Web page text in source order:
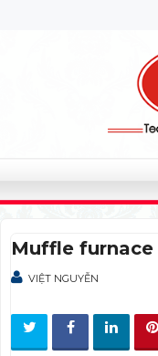
Muffle furnace
VIỆT NGUYỄN